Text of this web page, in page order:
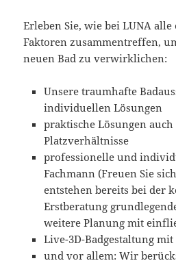
Erleben Sie, wie bei LUNA alle
Faktoren zusammentreffen,
neuen Bad zu verwirklichen:
Unsere traumhafte
individuellen Lösungen
praktische Lösungen
Platzverhältnisse
professionelle und
Fachmann (Freuen Sie
entstehen bereits bei der
Erstberatung
weitere Planung mit
Live-3D-Badgestaltung
und vor allem: Wir